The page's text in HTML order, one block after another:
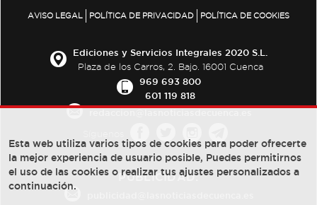
AVISO LEGAL POLÍTICA DE PRIVACIDAD POLÍTICA DE COOKIES
Ediciones y Servicios Integrales 2020 S.L.
Plaza de los Carros, 2. Bajo. 16001 Cuenca
969 693 800
601 119 818
PUBLICIDAD:
Esta web utiliza varios tipos de cookies para poder ofrecerte
la mejor experiencia de usuario posible, Puedes permitirnos
el uso de las cookies o realizar tus ajustes personalizados a
continuación.